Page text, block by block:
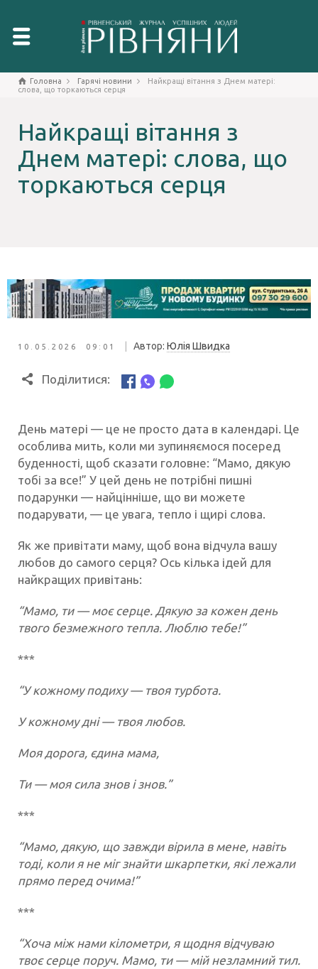
Головна Гарячі новини
Найкращі вітання з Днем матері:
слова, що торкаються серця
Найкращі вітання з
Днем матері: слова, що
торкаються серця
10.05.2026 09:01 Автор: Юлія Швидка
Поділитися:
День матері — це не просто дата в календарі. Це
особлива мить, коли ми зупиняємося посеред
буденності, щоб сказати головне: “Мамо, дякую
тобі за все!” У цей день не потрібні пишні
подарунки — найцінніше, що ви можете
подарувати, — це увага, тепло і щирі слова.
Як же привітати маму, щоб вона відчула вашу
любов до самого серця? Ось кілька ідей для
найкращих привітань:
“Мамо, ти — моє серце. Дякую за кожен день
твого безмежного тепла. Люблю тебе!”
***
“У кожному подиху — твоя турбота.
У кожному дні — твоя любов.
Моя дорога, єдина мама,
Ти — моя сила знов і знов.”
***
“Мамо, дякую, що завжди вірила в мене, навіть
тоді, коли я не міг знайти шкарпетки, які лежали
прямо перед очима!”
***
“Хоча між нами кілометри, я щодня відчуваю
твоє серце поруч. Мамо, ти — мій незламний тил.